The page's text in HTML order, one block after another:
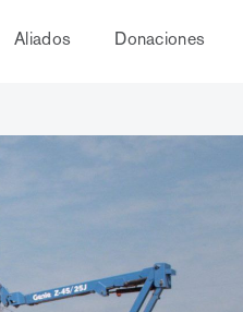
Aliados Donaciones